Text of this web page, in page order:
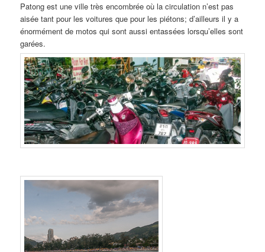
Patong est une ville très encombrée où la circulation n’est pas
aisée tant pour les voitures que pour les piétons; d’ailleurs il y a
énormément de motos qui sont aussi entassées lorsqu’elles sont
garées.